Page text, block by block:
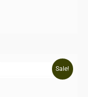
Sale!